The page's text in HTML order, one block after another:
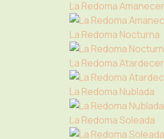
La Redoma Amanecer
La Redoma Nocturna
La Redoma Atardecer
La Redoma Nublada
La Redoma Soleada